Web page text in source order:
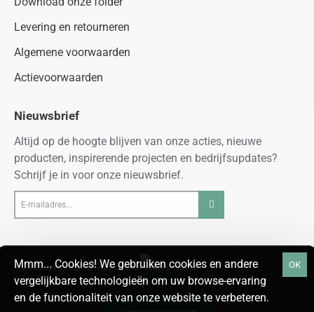
Mmm... Cookies! We gebruiken cookies en andere
vergelijkbare technologieën om uw browse-ervaring
en de functionaliteit van onze website te verbeteren.
OK
Levering en retourneren
Algemene voorwaarden
Actievoorwaarden
Nieuwsbrief
Altijd op de hoogte blijven van onze acties, nieuwe
producten, inspirerende projecten en bedrijfsupdates?
Schrijf je in voor onze nieuwsbrief.
mailadres...
© 2026 cavwinkel.nl - Alle rechten voorbehouden